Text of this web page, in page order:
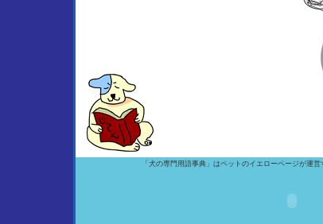
「犬の専門用語事典」はペットのイエローページが運